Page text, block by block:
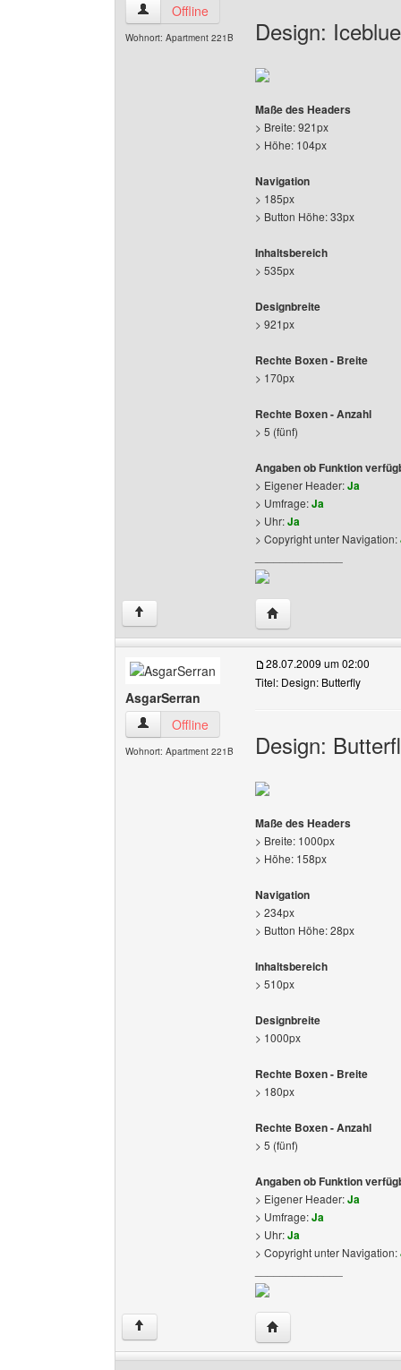
AsgarSerran Benutzer-Profile anzeigen
Offline
Wohnort: Apartment 221B Design: Iceblue
Maße des Headers
> Breite: 921px
> Höhe: 104px
Navigation
> 185px
> Button Höhe: 33px
Inhaltsbereich
> 535px
Designbreite
> 921px
Rechte Boxen - Breite
> 170px
Rechte Boxen - Anzahl
> 5 (fünf)
Angaben ob Funktion
> Eigener Header:Ja
> Umfrage:Ja
> Uhr:Ja
> Copyright unter Navigation:
↑ Website dieses
AsgarSerran
AsgarSerran Benutzer-Profile anzeigen
Offline
Wohnort: Apartment 221B
28.07.2009 um 02:00
Titel: Design: Butterfly
Design:
Maße des Headers
> Breite: 1000px
> Höhe: 158px
Navigation
> 234px
> Button Höhe: 28px
Inhaltsbereich
> 510px
Designbreite
> 1000px
Rechte Boxen - Breite
> 180px
Rechte Boxen - Anzahl
> 5 (fünf)
Angaben ob Funktion
> Eigener Header:Ja
> Umfrage:Ja
> Uhr:Ja
> Copyright unter Navigation:
↑ Website dieses